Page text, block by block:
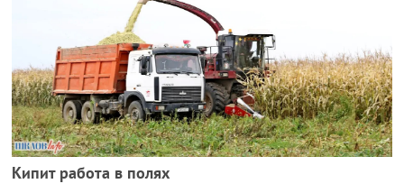
Кипит работа в полях